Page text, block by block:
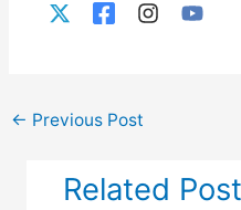
← Previous Post
Related